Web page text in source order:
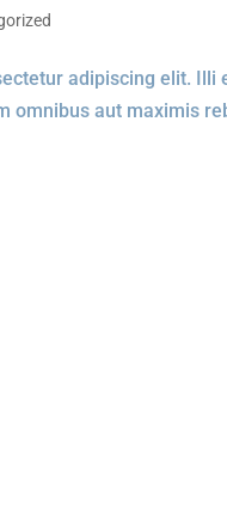
adipiscing elit.
omnibus aut maximis